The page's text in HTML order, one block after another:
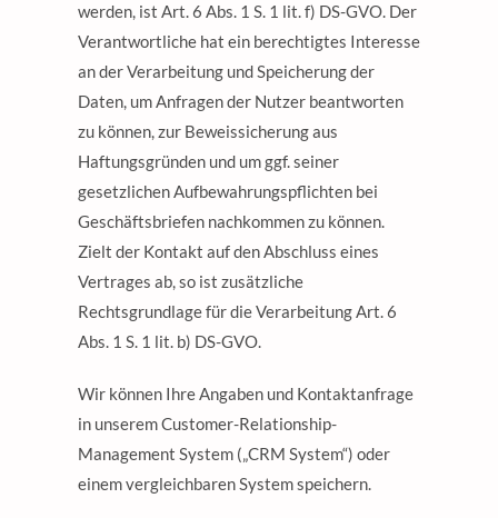
werden, ist Art. 6 Abs. 1 S. 1 lit. f) DS-GVO. Der
Verantwortliche hat ein berechtigtes Interesse
an der Verarbeitung und Speicherung der
Daten, um Anfragen der Nutzer beantworten
zu können, zur Beweissicherung aus
Haftungsgründen und um ggf. seiner
gesetzlichen Aufbewahrungspflichten bei
Geschäftsbriefen nachkommen zu können.
Zielt der Kontakt auf den Abschluss eines
Vertrages ab, so ist zusätzliche
Rechtsgrundlage für die Verarbeitung Art. 6
Abs. 1 S. 1 lit. b) DS-GVO.
Wir können Ihre Angaben und Kontaktanfrage
in unserem Customer-Relationship-
Management System („CRM System“) oder
einem vergleichbaren System speichern.